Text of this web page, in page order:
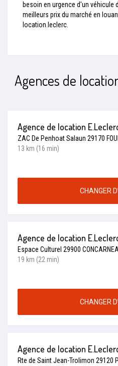
besoin en urgence d'un véhicule
meilleurs prix du marché en
location.leclerc.
Agences de
Agence de location
ZAC De Penhoat Salaun 29170
13 km (16 min)
CHANGER
Agence de location
Espace Culturel 29900
19 km (22 min)
CHANGER
Agence de location
Rte de Saint Jean-Trolimon 29120